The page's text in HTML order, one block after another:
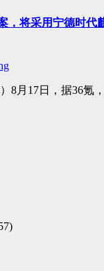
，将采用宁德时代
8月17日，据36氪